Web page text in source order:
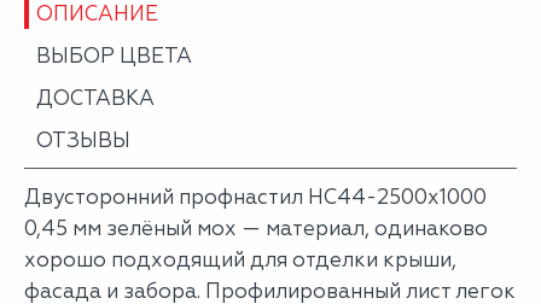
ОПИСАНИЕ
ВЫБОР ЦВЕТА
ДОСТАВКА
ОТЗЫВЫ
Двусторонний профнастил НС44-2500х1000
0,45 мм зелёный мох — материал, одинаково
хорошо подходящий для отделки крыши,
фасада и забора. Профилированный лист легок